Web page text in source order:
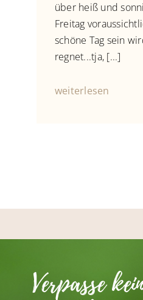
über heiß und
Freitag
schöne Tag sein
regnet...tja, [...]
weiterlesen
Verpasse